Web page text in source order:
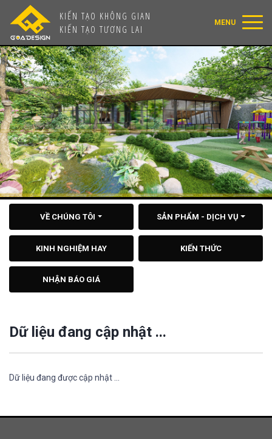
KIẾN TẠO KHÔNG GIAN
KIẾN TẠO TƯƠNG LAI
VỀ CHÚNG TÔI SẢN PHẨM - DỊCH VỤ
KINH NGHIỆM HAY KIẾN THỨC
NHẬN BÁO GIÁ
Dữ liệu đang cập nhật ...
Dữ liệu đang được cập nhật ...